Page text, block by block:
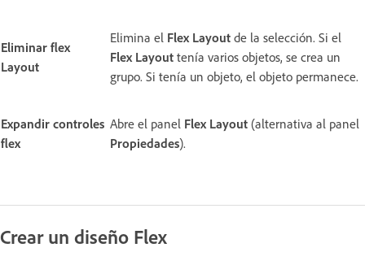
Eliminar flex
Layout
Elimina el Flex Layout de la selección. Si el
Flex Layout tenía varios objetos, se crea un
grupo. Si tenía un objeto, el objeto permanece.
Expandir controles
flex
Abre el panel Flex Layout (alternativa al panel
Propiedades).
Crear un diseño Flex